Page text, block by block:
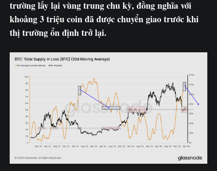
trường lấy lại vùng trung chu kỳ, đồng nghĩa với
khoảng 3 triệu coin đã được chuyển giao trước khi
thị trường ổn định trở lại.